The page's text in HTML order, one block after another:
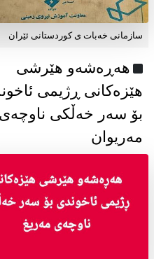
سازمانی خەبات ی كوردستانی ئێران
هەڕەشەو هێرشی
هێزەکانی ڕژیمی
بۆ سەر خەڵکی
مەریوان